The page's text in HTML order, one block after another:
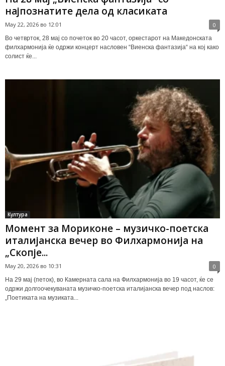
најпознатите дела од класиката
May 22, 2026 во 12:01 0
Во четврток, 28 мај со почеток во 20 часот, оркестарот на Македонската
филхармонија ќе одржи концерт насловен “Виенска фантазија“ на кој како
солист ќе...
Култура
Момент за Мориконе – музичко-поетска
италијанска вечер во Филхармонија на
„Скопје...
May 20, 2026 во 10:31 0
На 29 мај (петок), во Камерната сала на Филхармонија во 19 часот, ќе се
одржи долгоочекуваната музичко-поетска италијанска вечер под наслов:
„Поетиката на музиката...